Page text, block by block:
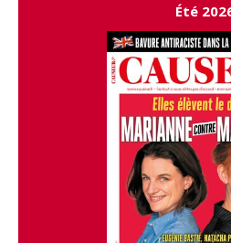
Été